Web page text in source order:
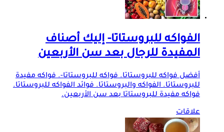
الفواكه للبروستاتا- إليك أصناف
المفيدة للرجال بعد سن الأربعين
أفضل فواكه للبروستاتا. فواكه للبروستاتا-. فواكه مفيدة
للبروستاتا. الفواكه والبروستاتا. فوائد الفواكه للبروستاتا.
فواكه مفيدة للبروستاتا بعد سن الأربعين.
علاقات